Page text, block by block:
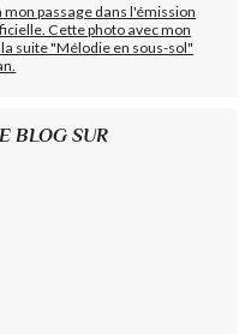
passage dans l'émission
Cette photo avec mon
suite "Mélodie en sous-sol"
BLOG SUR